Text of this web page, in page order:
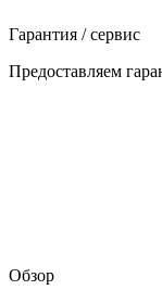
Гарантия / сервис
Предоставляем
Обзор